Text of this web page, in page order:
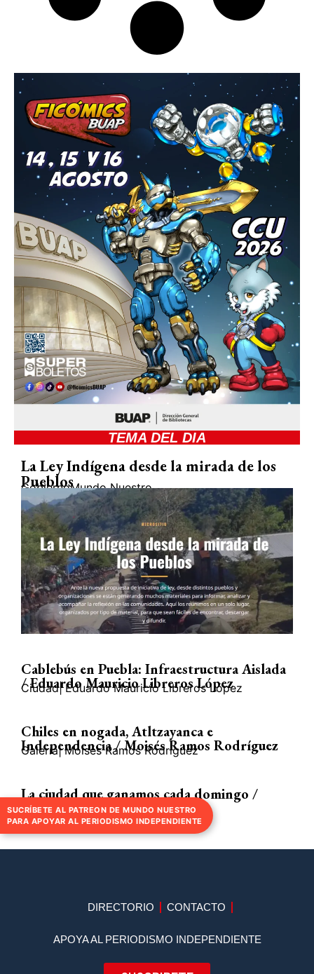
TEMA DEL DIA
La Ley Indígena desde la mirada de los
Pueblos
GobiernoMundo Nuestro
Cablebús en Puebla: Infraestructura Aislada
/ Eduardo Mauricio Libreros López
Ciudad| Eduardo Mauricio Libreros López
Chiles en nogada, Atltzayanca e
Independencia / Moisés Ramos Rodríguez
Galería| Moisés Ramos Rodríguez
La ciudad que ganamos cada domingo /
Armando Pliego Ihikawa
Ciudad| Armando Pliego Ishikawa
DIRECTORIO CONTACTO
APOYA AL PERIODISMO INDEPENDIENTE
SUCRÍBETE AL PATREON DE MUNDO NUESTRO
PARA APOYAR AL PERIODISMO INDEPENDIENTE